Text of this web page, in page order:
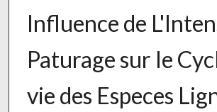
Influence de
Paturage sur le
vie des Especes